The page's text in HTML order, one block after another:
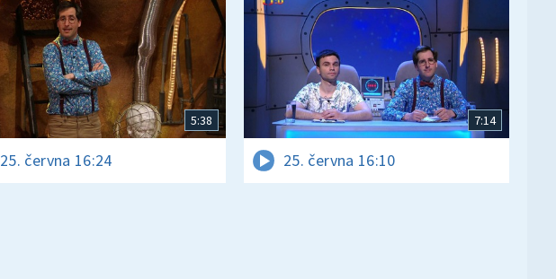
5:38
25. června 16:24
7:14
25. června 16:10